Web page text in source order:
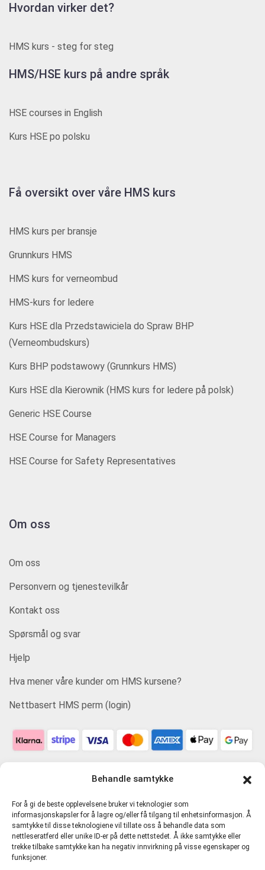
Behandle samtykke
For å gi de beste opplevelsene bruker vi teknologier som
informasjonskapsler for å lagre og/eller få tilgang til enhetsinformasjon. Å
samtykke til disse teknologiene vil tillate oss å behandle data som
nettleseratferd eller unike ID-er på dette nettstedet. Å ikke samtykke eller
trekke tilbake samtykke kan ha negativ innvirkning på visse egenskaper og
funksjoner.
Hvordan virker det?
HMS kurs - steg for steg
HMS/HSE kurs på andre språk
HSE courses in English
Kurs HSE po polsku
Få oversikt over våre HMS kurs
HMS kurs per bransje
Grunnkurs HMS
HMS kurs for verneombud
HMS-kurs for ledere
Kurs HSE dla Przedstawiciela do Spraw BHP
(Verneombudskurs)
Kurs BHP podstawowy (Grunnkurs HMS)
Kurs HSE dla Kierownik (HMS kurs for ledere på polsk)
Generic HSE Course
HSE Course for Managers
HSE Course for Safety Representatives
Om oss
Om oss
Personvern og tjenestevilkår
Kontakt oss
Spørsmål og svar
Hjelp
Hva mener våre kunder om HMS kursene?
Nettbasert HMS perm (login)